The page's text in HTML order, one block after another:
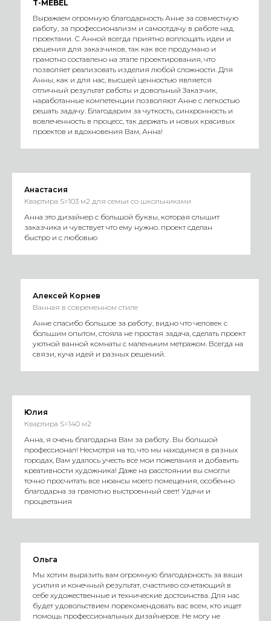
T-MEBEL
Выражаем огромную благодарность Анне за совместную
работу, за профессионализм и самоотдачу в работе над
проектами. С Анной всегда приятно воплощать идеи и
решения для заказчиков, так как все продумано и
грамотно составлено на этапе проектирования, что
позволяет реализовать изделия любой сложности. Для
Анны, как и для нас, высшей ценностью является
отличный результат работы и довольный Заказчик,
наработанные компетенции позволяют Анне с легкостью
решать задачу. Благодарим за чуткость, синхронность и
вовлеченность в процесс, так держать и новых красивых
проектов и вдохновения Вам, Анна!
Анастасия
Квартира S=103 м2 для семьи со школьниками
Анна это дизайнер с большой буквы, которая слышит
заказчика и чувствует что ему нужно. проект сделан
быстро и с любовью
Алексей Корнев
Ванная в современном стиле
Анне спасибо большое за работу, видно что человек с
большим опытом, стояла не простая задача, сделать проект
уютной ванной комнаты с маленьким метражом. Всегда на
связи, куча идей и разных решений.
Юлия
Квартира S=140 м2
Анна, я очень благодарна Вам за работу. Вы большой
профессионал! Несмотря на то, что мы находимся в разных
городах, Вам удалось учесть все мои пожелания и добавить
креативности художника! Даже на расстоянии вы смогли
точно просчитать все нюансы моего помещения, особенно
благодарна за грамотно выстроенный свет! Удачи и
процветания
Ольга
Мы хотим выразить вам огромную благодарность за ваши
усилия и конечный результат, счастливо сочетающий в
себе художественные и технические достоинства. Для нас
будет удовольствием порекомендовать вас всем, кто ищет
помощь профессиональных дизайнеров. Не могу не